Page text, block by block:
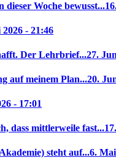
Woche bewusst...
2026 - 21:46
Der Lehrbrief...27.
auf meinem Plan...20.
- 17:01
dass mittlerweile fast...
steht auf...6.